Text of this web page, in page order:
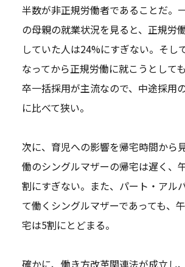
半数が非正規労働者であることだ。
の母親の就業状況を見ると、正規労
していた人は24%にすぎない。そし
なってから正規労働に就こうとして
卒一括採用が主流なので、中途採用
に比べて狭い。
次に、育児への影響を帰宅時間から
働のシングルマザーの帰宅は遅く、
割にすぎない。また、パート・アル
て働くシングルマザーであっても、
宅は5割にとどまる。
確かに、働き方改革関連法が成立し